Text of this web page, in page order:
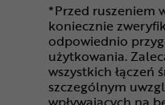
*Przed ruszeniem
koniecznie
odpowiednio
użytkowania.
wszystkich łączeń
szczególnym